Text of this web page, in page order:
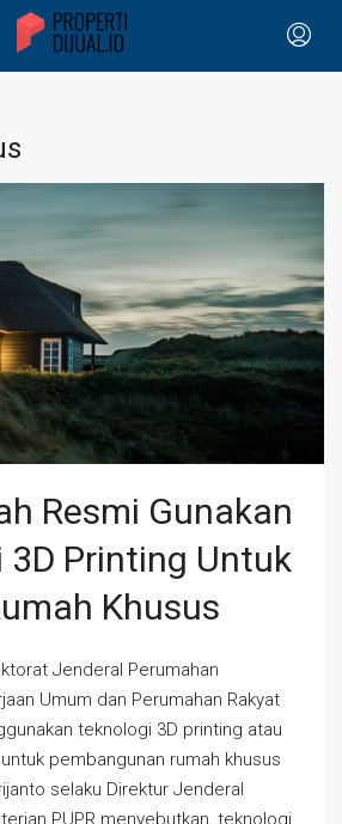
Resmi Gunakan
3D Printing Untuk
Khusus
Jenderal Perumahan
Umum dan Perumahan Rakyat
teknologi 3D printing atau
pembangunan rumah khusus
selaku Direktur Jenderal